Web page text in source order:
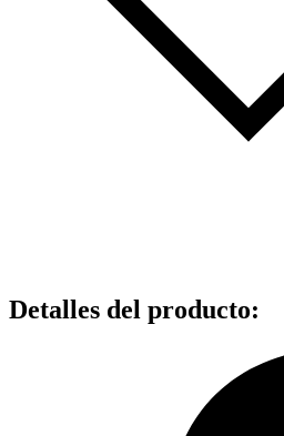
Detalles del producto: